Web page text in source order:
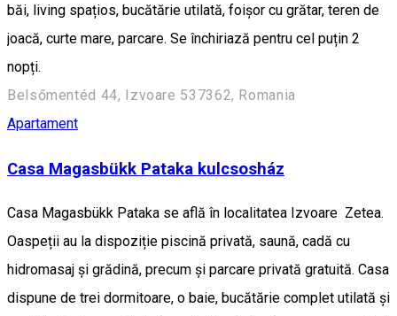
băi, living spațios, bucătărie utilată, foișor cu grătar, teren de
joacă, curte mare, parcare. Se închiriază pentru cel puțin 2
nopți.
Belsőmentéd 44, Izvoare 537362, Romania
Apartament
Casa Magasbükk Pataka kulcsosház
Casa Magasbükk Pataka se află în localitatea Izvoare Zetea.
Oaspeții au la dispoziție piscină privată, saună, cadă cu
hidromasaj și grădină, precum și parcare privată gratuită. Casa
dispune de trei dormitoare, o baie, bucătărie complet utilată și